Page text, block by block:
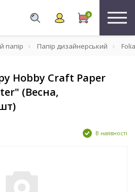
0
папір Папір дизайнерський
Hobby Craft Paper
(Весна,
В наявності